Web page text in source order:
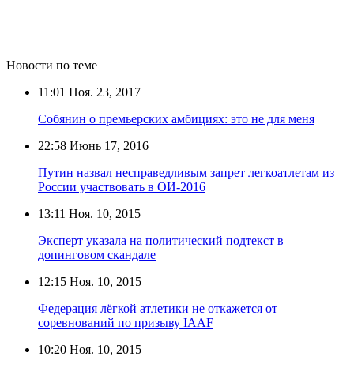
Новости по теме
11:01 Ноя. 23, 2017
Собянин о премьерских амбициях: это не для меня
22:58 Июнь 17, 2016
Путин назвал несправедливым запрет легкоатлетам из
России участвовать в ОИ-2016
13:11 Ноя. 10, 2015
Эксперт указала на политический подтекст в
допинговом скандале
12:15 Ноя. 10, 2015
Федерация лёгкой атлетики не откажется от
соревнований по призыву IAAF
10:20 Ноя. 10, 2015